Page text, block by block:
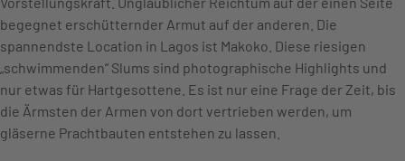
begegnet erschütternder Armut auf der anderen. Die
spannendste Location in Lagos ist Makoko. Diese riesigen
„schwimmenden“ Slums sind photographische Highlights und
nur etwas für Hartgesottene. Es ist nur eine Frage der Zeit, bis
die Ärmsten der Armen von dort vertrieben werden, um
gläserne Prachtbauten entstehen zu lassen.